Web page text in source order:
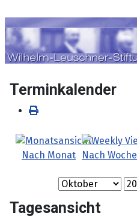
Terminkalender
Nach Monat Nach Woche
Tagesansicht